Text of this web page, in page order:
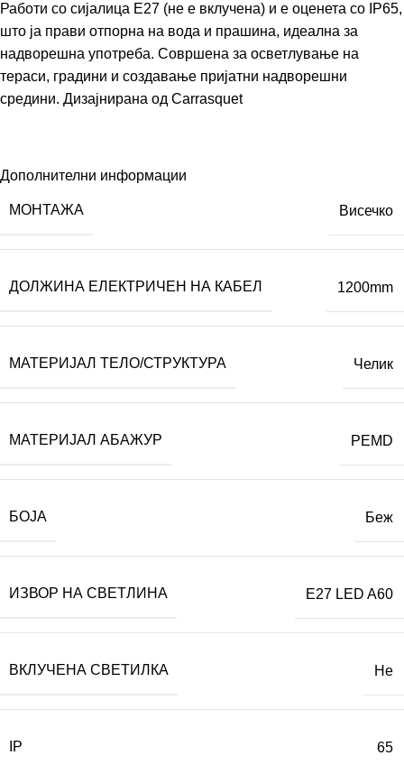
Работи со сијалица E27 (не е вклучена) и е оценета со IP65,
што ја прави отпорна на вода и прашина, идеална за
надворешна употреба. Совршена за осветлување на
тераси, градини и создавање пријатни надворешни
средини. Дизајнирана од Carrasquet
Дополнителни информации
МОНТАЖА Висечко
ДОЛЖИНА ЕЛЕКТРИЧЕН НА КАБЕЛ 1200mm
МАТЕРИЈАЛ ТЕЛО/СТРУКТУРА Челик
МАТЕРИЈАЛ АБАЖУР PEMD
БОЈА Беж
ИЗВОР НА СВЕТЛИНА E27 LED A60
ВКЛУЧЕНА СВЕТИЛКА Не
IP 65